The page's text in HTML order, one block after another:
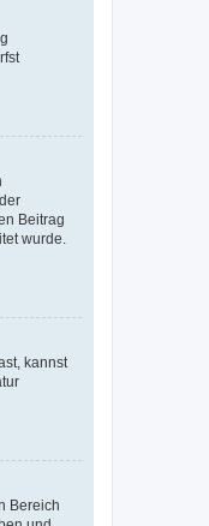
Beitrag
wurde.
kannst
Bereich